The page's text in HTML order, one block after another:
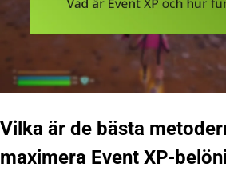
Vilka är de bästa
maximera Event XP-